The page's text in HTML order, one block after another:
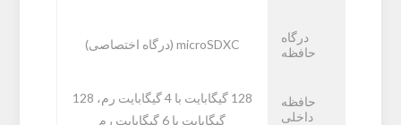
درگاه
حافظه
microSDXC (درگاه اختصاصی)
حافظه
داخلی
128 گیگابایت با 4 گیگابایت رم، 128
گیگابایت با 6 گیگابایت رم